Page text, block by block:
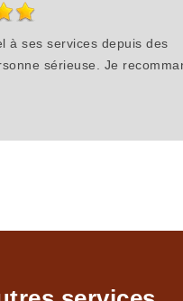
à ses services depuis des
sérieuse. Je